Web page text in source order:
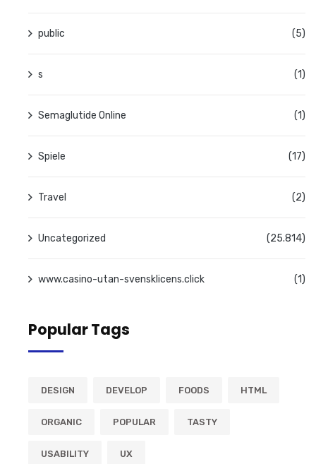
public (5)
s (1)
Semaglutide Online (1)
Spiele (17)
Travel (2)
Uncategorized (25.814)
www.casino-utan-svensklicens.click (1)
Popular Tags
DESIGN DEVELOP FOODS HTML
ORGANIC POPULAR TASTY
USABILITY UX